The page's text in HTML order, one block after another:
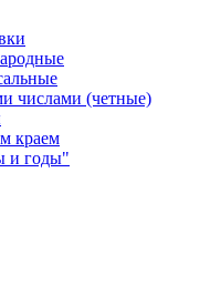
числами (четные)
краем
и годы"